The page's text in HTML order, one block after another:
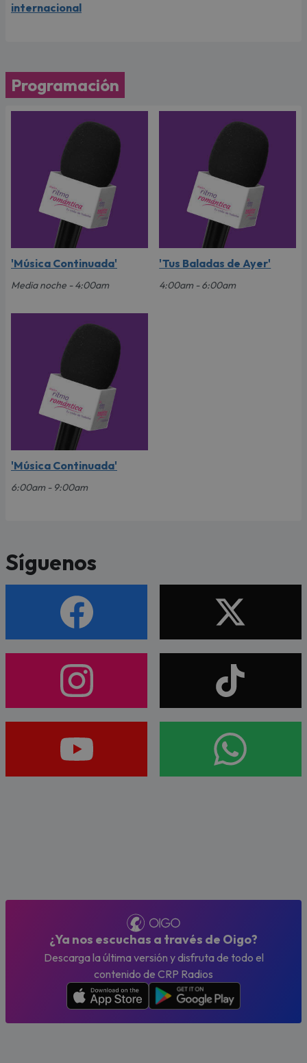
internacional
Programación
'Música Continuada'
Media noche - 4:00am
'Tus Baladas de Ayer'
4:00am - 6:00am
'Música Continuada'
6:00am - 9:00am
Síguenos
¿Ya nos escuchas a través de Oigo?
Descarga la última versión y disfruta de todo el
contenido de CRP Radios